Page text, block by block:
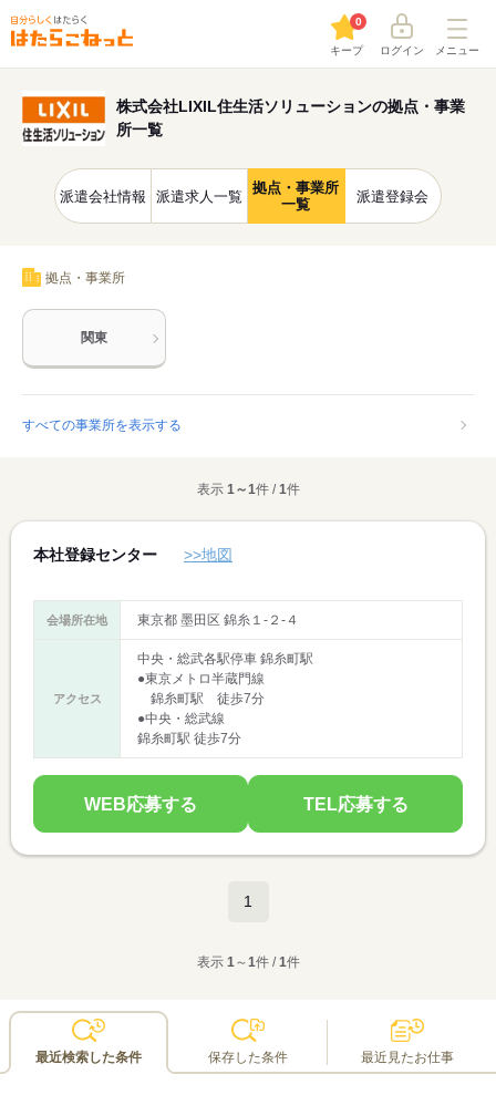
キープ
0
ログイン メニュー
株式会社LIXIL住生活ソリューションの拠点・事業
所一覧
派遣会社情報 派遣求人一覧
拠点・事業所
一覧
派遣登録会
拠点・事業所
関東
すべての事業所を表示する
表示 1～1件 /1件
本社登録センター >>地図
会場所在地 東京都 墨田区 錦糸１‐２‐４
アクセス
中央・総武各駅停車 錦糸町駅
●東京メトロ半蔵門線
錦糸町駅 徒歩7分
●中央・総武線
錦糸町駅 徒歩7分
WEB応募する TEL応募する
1
表示 1～1件 /1件
最近検索した条件 保存した条件 最近見たお仕事